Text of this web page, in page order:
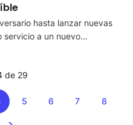
hasta lanzar nuevas
servicio a un nuevo…
de 29
5 6 7 8